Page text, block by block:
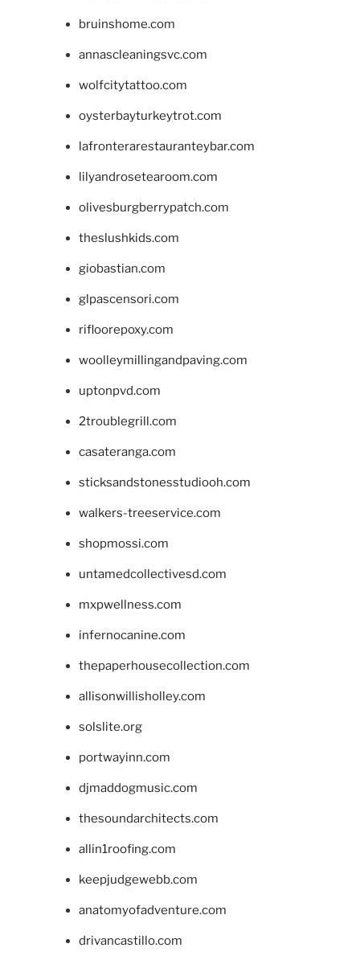
bruinshome.com
annascleaningsvc.com
wolfcitytattoo.com
oysterbayturkeytrot.com
lafronterarestauranteybar.com
lilyandrosetearoom.com
olivesburgberrypatch.com
theslushkids.com
giobastian.com
glpascensori.com
rifloorepoxy.com
woolleymillingandpaving.com
uptonpvd.com
2troublegrill.com
casateranga.com
sticksandstonesstudiooh.com
walkers-treeservice.com
shopmossi.com
untamedcollectivesd.com
mxpwellness.com
infernocanine.com
thepaperhousecollection.com
allisonwillisholley.com
solslite.org
portwayinn.com
djmaddogmusic.com
thesoundarchitects.com
allin1roofing.com
keepjudgewebb.com
anatomyofadventure.com
drivancastillo.com